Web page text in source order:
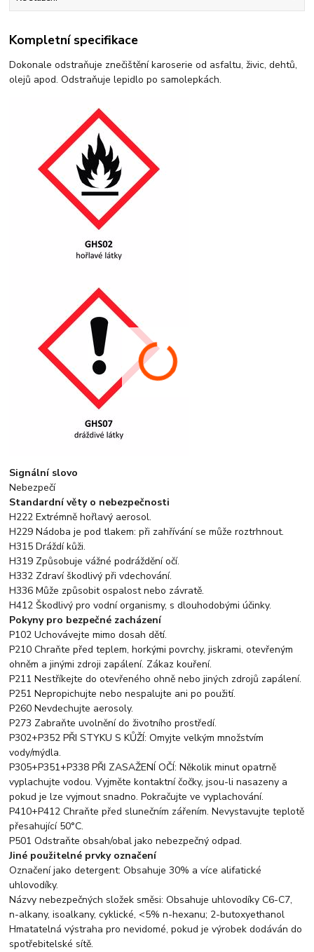
Kompletní specifikace
Dokonale odstraňuje znečištění karoserie od asfaltu, živic, dehtů,
olejů apod. Odstraňuje lepidlo po samolepkách.
Signální slovo
Nebezpečí
Standardní věty o nebezpečnosti
H222 Extrémně hořlavý aerosol.
H229 Nádoba je pod tlakem: při zahřívání se může roztrhnout.
H315 Dráždí kůži.
H319 Způsobuje vážné podráždění očí.
H332 Zdraví škodlivý při vdechování.
H336 Může způsobit ospalost nebo závratě.
H412 Škodlivý pro vodní organismy, s dlouhodobými účinky.
Pokyny pro bezpečné zacházení
P102 Uchovávejte mimo dosah dětí.
P210 Chraňte před teplem, horkými povrchy, jiskrami, otevřeným
ohněm a jinými zdroji zapálení. Zákaz kouření.
P211 Nestříkejte do otevřeného ohně nebo jiných zdrojů zapálení.
P251 Nepropichujte nebo nespalujte ani po použití.
P260 Nevdechujte aerosoly.
P273 Zabraňte uvolnění do životního prostředí.
P302+P352 PŘI STYKU S KŮŽÍ: Omyjte velkým množstvím
vody/mýdla.
P305+P351+P338 PŘI ZASAŽENÍ OČÍ: Několik minut opatrně
vyplachujte vodou. Vyjměte kontaktní čočky, jsou-li nasazeny a
pokud je lze vyjmout snadno. Pokračujte ve vyplachování.
P410+P412 Chraňte před slunečním zářením. Nevystavujte teplotě
přesahující 50°C.
P501 Odstraňte obsah/obal jako nebezpečný odpad.
Jiné použitelné prvky označení
Označení jako detergent: Obsahuje 30% a více alifatické
uhlovodíky.
Názvy nebezpečných složek směsi: Obsahuje uhlovodíky C6-C7,
n-alkany, isoalkany, cyklické, <5% n-hexanu; 2-butoxyethanol
Hmatatelná výstraha pro nevidomé, pokud je výrobek dodáván do
spotřebitelské sítě.